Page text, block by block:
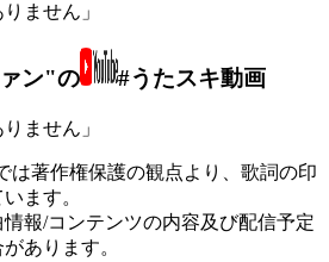
ません」
ン"の #うたスキ動画
ません」
は著作権保護の観点より、歌詞の印
ます。
報/コンテンツの内容及び配信予定
あります。